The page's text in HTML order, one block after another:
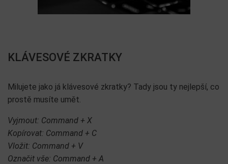
KLÁVESOVÉ ZKRATKY
Milujete jako já klávesové zkratky? Tady jsou ty nejlepší, co
prostě musíte umět.
Vyjmout: Command + X
Kopírovat: Command + C
Vložit: Command + V
Označit vše: Command + A